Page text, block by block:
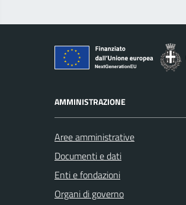
AMMINISTRAZIONE
Aree amministrative
Documenti e dati
Enti e fondazioni
Organi di governo